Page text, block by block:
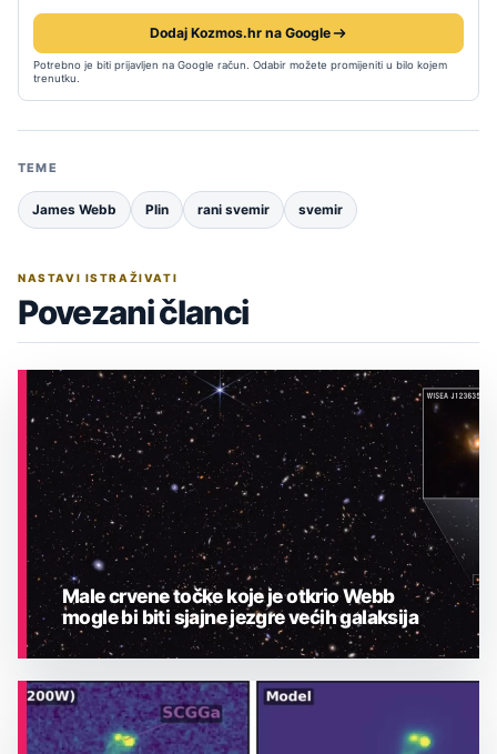
Dodaj Kozmos.hr na Google
Potrebno je biti prijavljen na Google račun. Odabir možete promijeniti u bilo kojem
trenutku.
TEME
James Webb Plin rani svemir svemir
NASTAVI ISTRAŽIVATI
Povezani članci
ASTRONOMIJA
Male crvene točke koje je otkrio Webb
mogle bi biti sjajne jezgre većih galaksija